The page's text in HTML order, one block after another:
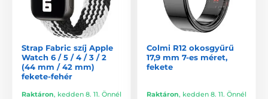
Strap Fabric szíj Apple
Watch 6 / 5 / 4 / 3 / 2
(44 mm / 42 mm)
fekete-fehér
Raktáron, kedden 8. 11. Önnél
Colmi R12 okosgyűrű
17,9 mm 7-es méret,
fekete
Raktáron, kedden 8. 11. Önnél